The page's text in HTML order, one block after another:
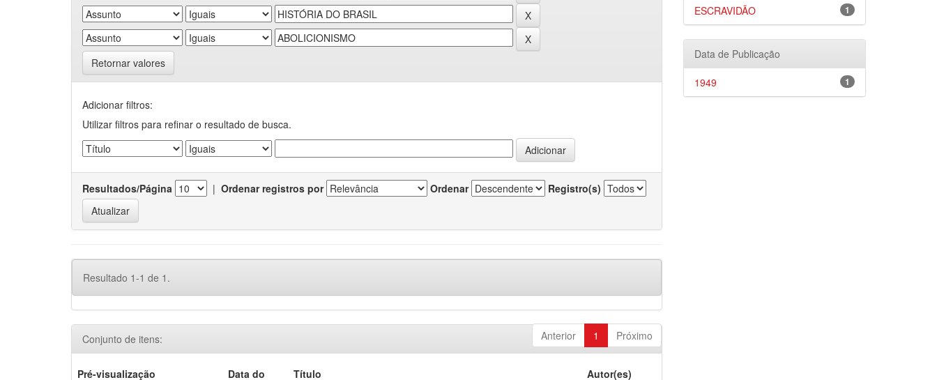
Retornar valores
Adicionar filtros:
Utilizar filtros para refinar o resultado de busca.
Resultados/Página | Ordenar registros por Ordenar Registro(s)
Resultado 1-1 de 1.
Anterior 1 Próximo
Conjunto de itens:
Pré-visualização Data do Título Autor(es)
1
ESCRAVIDÃO
Data de Publicação
1
1949